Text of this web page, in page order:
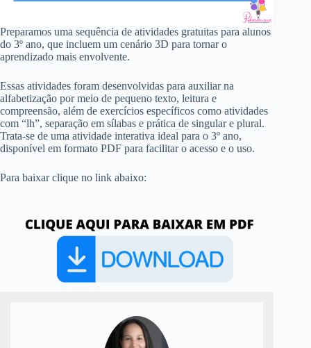
Preparamos uma sequência de atividades gratuitas para alunos
do 3º ano, que incluem um cenário 3D para tornar o
aprendizado mais envolvente.
Essas atividades foram desenvolvidas para auxiliar na
alfabetização por meio de pequeno texto, leitura e
compreensão, além de exercícios específicos como atividades
com “lh”, separação em sílabas e prática de singular e plural.
Trata-se de uma atividade interativa ideal para o 3º ano,
disponível em formato PDF para facilitar o acesso e o uso.
Para baixar clique no link abaixo: